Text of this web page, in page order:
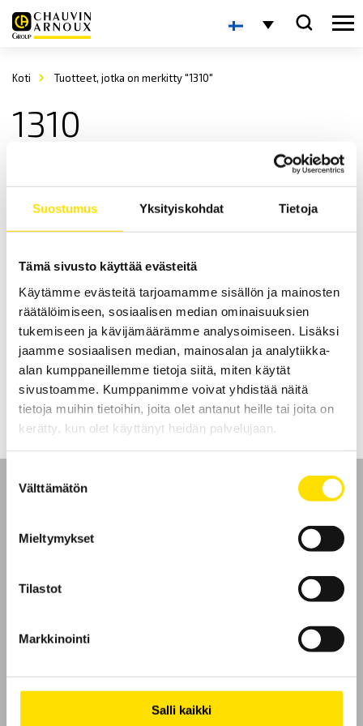
Suostumus Yksityiskohdat Tietoja
Tämä sivusto käyttää evästeitä
Käytämme evästeitä tarjoamamme sisällön ja mainosten
räätälöimiseen, sosiaalisen median ominaisuuksien
tukemiseen ja kävijämäärämme analysoimiseen. Lisäksi
jaamme sosiaalisen median, mainosalan ja analytiikka-
alan kumppaneillemme tietoja siitä, miten käytät
sivustoamme. Kumppanimme voivat yhdistää näitä
tietoja muihin tietoihin, joita olet antanut heille tai joita on
kerätty, kun olet käyttänyt heidän palvelujaan.
valinta
Välttämätön
Mieltymykset
Tilastot
Markkinointi
Salli kaikki
Koti Tuotteet, jotka on merkitty "1310"
1310
CA1310 & CA832 Äänentasomittarit
CA1310: IEC61672-1:n mukainen äänentasomittari, varustettuna Leq-
mittaustoiminnolla sekä muistilla. Saatavilla myös
yksinkertaisempi äänentasomittari CA832.
LUE LISÄÄ
GDPR
Evästeet